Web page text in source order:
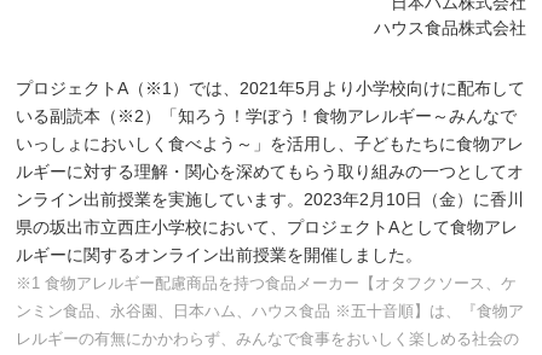
ハウス食品株式会社
プロジェクトA（※1）では、2021年5月より小学校向けに配布して
いる副読本（※2）「知ろう！学ぼう！食物アレルギー～みんなで
いっしょにおいしく食べよう～」を活用し、子どもたちに食物アレ
ルギーに対する理解・関心を深めてもらう取り組みの一つとしてオ
ンライン出前授業を実施しています。2023年2月10日（金）に香川
県の坂出市立西庄小学校において、プロジェクトAとして食物アレ
ルギーに関するオンライン出前授業を開催しました。
※1 食物アレルギー配慮商品を持つ食品メーカー【オタフクソース、ケ
ンミン食品、永谷園、日本ハム、ハウス食品 ※五十音順】は、『食物ア
レルギーの有無にかかわらず、みんなで食事をおいしく楽しめる社会の